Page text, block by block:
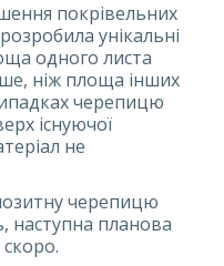
покрівельних
унікальні
одного листа
ніж площа інших
черепицю
існуючої
не
черепицю
наступна планова